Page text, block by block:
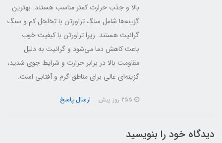
بالا و جذب حرارت کمتر مناسب هستند. بهترین
گزینه‌ها شامل سنگ تراورتن با تخلخل کم و سنگ
گرانیت هستند. زیرا تراورتن با کیفیت خوب
باعث کاهش دما می‌شود و گرانیت به دلیل
مقاومت بالا در برابر حرارت و شرایط جوی شدید،
گزینه‌ای عالی برای مناطق گرم و آفتابی است.
ارسال پاسخ
دیدگاه خود را بنویسید